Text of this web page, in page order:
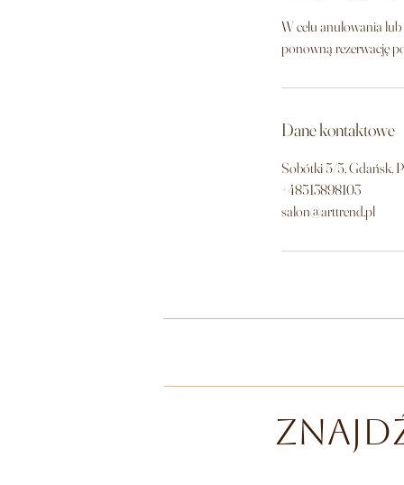
W celu anulowania
Dane kontaktowe
Sobótki 5/5, Gdańsk,
+48513898103
salon@arttrend.pl